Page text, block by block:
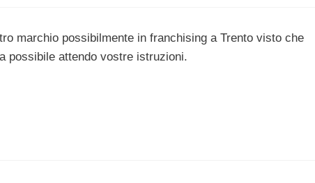
marchio possibilmente in franchising a Trento visto che
possibile attendo vostre istruzioni.